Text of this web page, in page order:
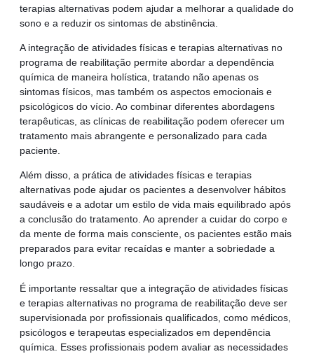
terapias alternativas podem ajudar a melhorar a qualidade do
sono e a reduzir os sintomas de abstinência.
A integração de atividades físicas e terapias alternativas no
programa de reabilitação permite abordar a dependência
química de maneira holística, tratando não apenas os
sintomas físicos, mas também os aspectos emocionais e
psicológicos do vício. Ao combinar diferentes abordagens
terapêuticas, as clínicas de reabilitação podem oferecer um
tratamento mais abrangente e personalizado para cada
paciente.
Além disso, a prática de atividades físicas e terapias
alternativas pode ajudar os pacientes a desenvolver hábitos
saudáveis e a adotar um estilo de vida mais equilibrado após
a conclusão do tratamento. Ao aprender a cuidar do corpo e
da mente de forma mais consciente, os pacientes estão mais
preparados para evitar recaídas e manter a sobriedade a
longo prazo.
É importante ressaltar que a integração de atividades físicas
e terapias alternativas no programa de reabilitação deve ser
supervisionada por profissionais qualificados, como médicos,
psicólogos e terapeutas especializados em dependência
química. Esses profissionais podem avaliar as necessidades